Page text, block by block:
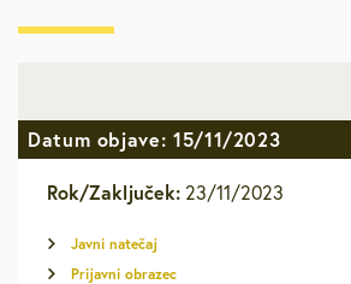
Datum objave: 15/11/2023
Rok/Zaključek: 23/11/2023
Javni natečaj
Prijavni obrazec